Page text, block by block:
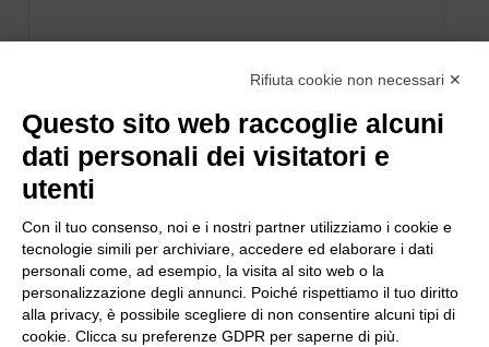
B.FRESH SHAMPOO FELCE TAPPO RIBALT. fl.1 lt.
Rifiuta cookie non necessari ✕
Questo sito web raccoglie alcuni
dati personali dei visitatori e
utenti
Con il tuo consenso, noi e i nostri partner utilizziamo i cookie e
tecnologie simili per archiviare, accedere ed elaborare i dati
personali come, ad esempio, la visita al sito web o la
personalizzazione degli annunci. Poiché rispettiamo il tuo diritto
alla privacy, è possibile scegliere di non consentire alcuni tipi di
cookie. Clicca su preferenze GDPR per saperne di più.